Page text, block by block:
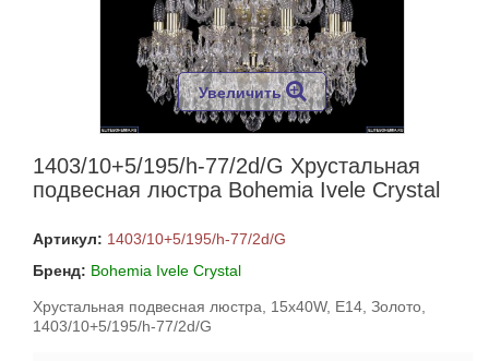
Увеличить
1403/10+5/195/h-77/2d/G Хрустальная
подвесная люстра Bohemia Ivele Crystal
Артикул: 1403/10+5/195/h-77/2d/G
Бренд: Bohemia Ivele Crystal
Хрустальная подвесная люстра, 15x40W, E14, Золото,
1403/10+5/195/h-77/2d/G